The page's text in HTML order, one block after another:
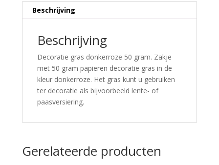
Beschrijving
Beschrijving
Decoratie gras donkerroze 50 gram. Zakje
met 50 gram papieren decoratie gras in de
kleur donkerroze. Het gras kunt u gebruiken
ter decoratie als bijvoorbeeld lente- of
paasversiering.
Gerelateerde producten